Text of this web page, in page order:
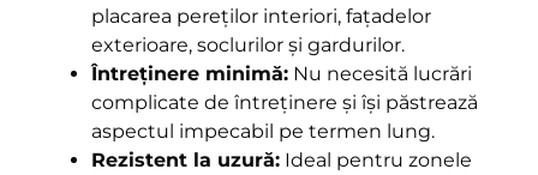
placarea pereților interiori, fațadelor
exterioare, soclurilor și gardurilor.
Întreținere minimă:Nu necesită lucrări
complicate de întreținere și își păstrează
aspectul impecabil pe termen lung.
Rezistent la uzură:Ideal pentru zonele